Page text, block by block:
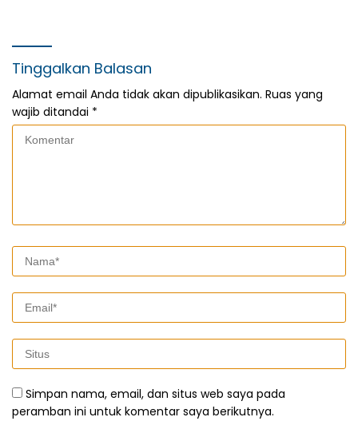
Tinggalkan Balasan
Alamat email Anda tidak akan dipublikasikan. Ruas yang
wajib ditandai *
Simpan nama, email, dan situs web saya pada
peramban ini untuk komentar saya berikutnya.